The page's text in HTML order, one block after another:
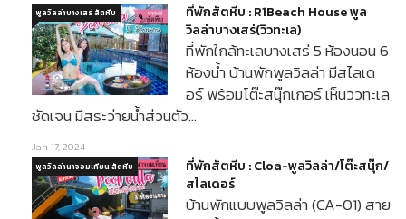
ที่พักสัตหีบ : R1Beach House พูล
วิลล่าบางเสร่(วิวทะเล)
ที่พักใกล้ทะเลบางเสร่ 5 ห้องนอน 6
ห้องน้ำ บ้านพักพูลวิลล่า มีสไลเด
อร์ พร้อมโต๊ะสนุ๊กเกอร์ เห็นวิวทะเล
ชัดเจน มีสระว่ายน้ำส่วนตัว…
พูลวิลล่าบางเสร่ สัตหีบ
Jan 17, 2024
ที่พักสัตหีบ : Cloa-พูลวิลล่า/โต๊ะสนุ๊ก/
สไลเดอร์
บ้านพักแบบพูลวิลล่า (CA-01) สาย
พูลวิลล่านาจอมเทียน สัตหีบ